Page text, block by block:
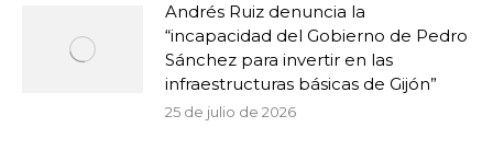
Andrés Ruiz denuncia la
“incapacidad del Gobierno de Pedro
Sánchez para invertir en las
infraestructuras básicas de Gijón”
25 de julio de 2026